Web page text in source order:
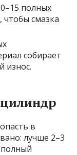
полных
смазка
собирает
износ.
в
лучше 2–3